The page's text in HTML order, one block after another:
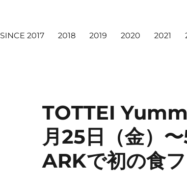
SINCE 2017 2018 2019 2020 2021
TOTTEI
月25日（金）
ARKで初の食フ